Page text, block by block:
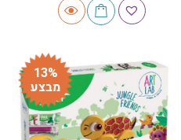
13%
מבצע